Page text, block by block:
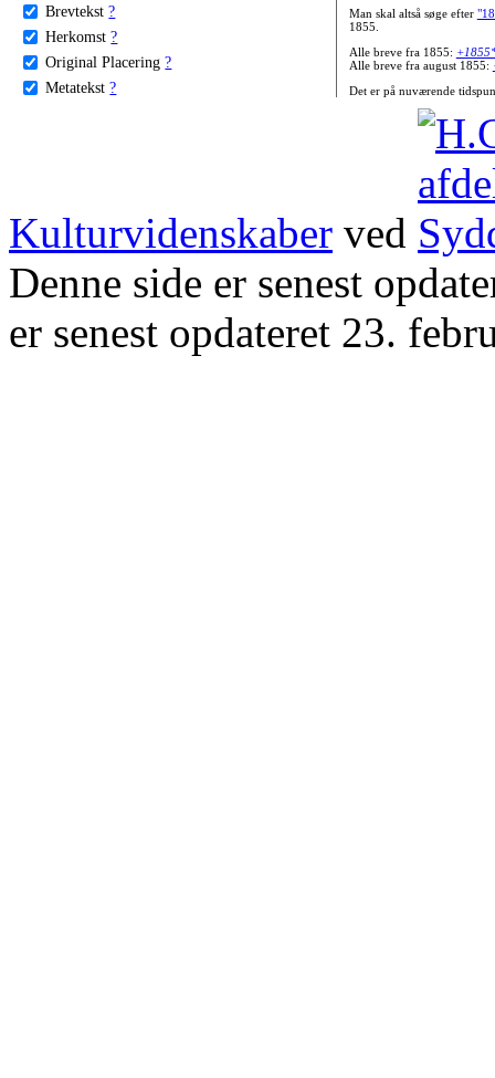
Brevtekst ?
Herkomst ?
Original Placering ?
Metatekst ?
Man skal altså søge efter
1855.
Alle breve fra 1855:
Alle breve fra august 1855:
Det er på nuværende
Kulturvidenskaber ved
Denne side er senest
er senest opdateret 23.